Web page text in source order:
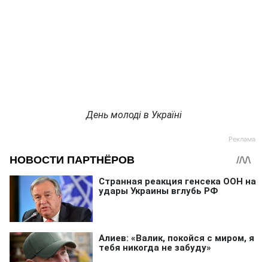
День молоді в Україні